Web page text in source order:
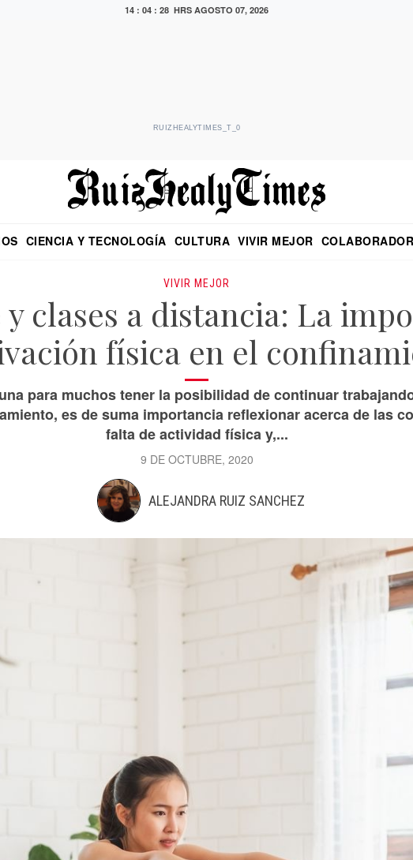
14 : 04 : 29 HRS AGOSTO 07, 2026
RUIZHEALYTIMES_T_0
CIENCIA Y TECNOLOGÍA CULTURA VIVIR MEJOR
VIVIR MEJOR
clases a distancia: La
física en el
para muchos tener la posibilidad de continuar
es de suma importancia reflexionar acerca de las
falta de actividad física y,...
9 DE OCTUBRE, 2020
ALEJANDRA RUIZ SANCHEZ